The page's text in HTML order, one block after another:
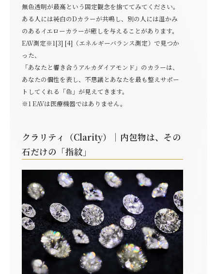
無色透明が最高という固定観念を捨ててみてください。
ある人には純白のDカラーが共鳴し、別の人には温かみ
のあるイエローカラーが癒しを与えることがあります。
EAV測定※1[3] [4]（エネルギーバランス測定）で見つか
った、
「あなたと響き合うアルカダイアモンド」のカラーは、
あなたの個性を表し、不思議とあなたを最も整えサポー
トしてくれる「色」が見えてきます。
※1 EAVは医療機器ではありません。
クラリティ（Clarity）｜内包物は、その
石だけの「指紋」